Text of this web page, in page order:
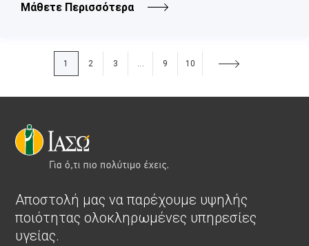
Μάθετε Περισσότερα
1 2 3 ... 9 10
Αποστολή μας να παρέχουμε υψηλής
ποιότητας ολοκληρωμένες υπηρεσίες
υγείας.